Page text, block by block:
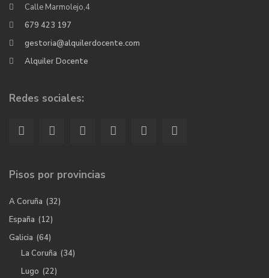
Calle Marmolejo,4
679 423 197
gestoria@alquilerdocente.com
Alquiler Docente
Redes sociales:
Pisos por provincias
A Coruña (32)
España (12)
Galicia (64)
La Coruña (34)
Lugo (22)